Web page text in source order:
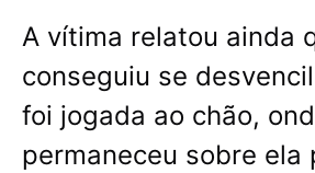
A vítima relatou ainda
conseguiu se
foi jogada ao chão,
permaneceu sobre ela